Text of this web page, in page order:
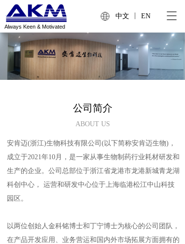
T
g
l
i
o
Always Keen & Motivated
中文 EN
公司简介
ABOUT US
安肯迈(浙江)生物科技有限公司(以下简称安肯迈生物)，
成立于2021年10月，是一家从事生物制药行业耗材研发和
生产的企业。公司总部位于浙江省龙港市龙港新城青龙湖
科创中心， 运营和研发中心位于上海临港松江中山科技
园区。
以两位创始人金科铭博士和丁宁博士为核心的公司团队，
在产品开发应用、业务营运和国内外市场拓展方面拥有的